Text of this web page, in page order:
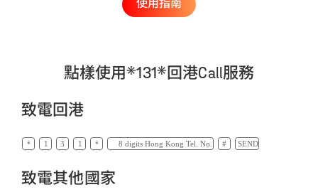
使用指南
點樣使用*131*回港Call服務
致電回港
致電其他國家